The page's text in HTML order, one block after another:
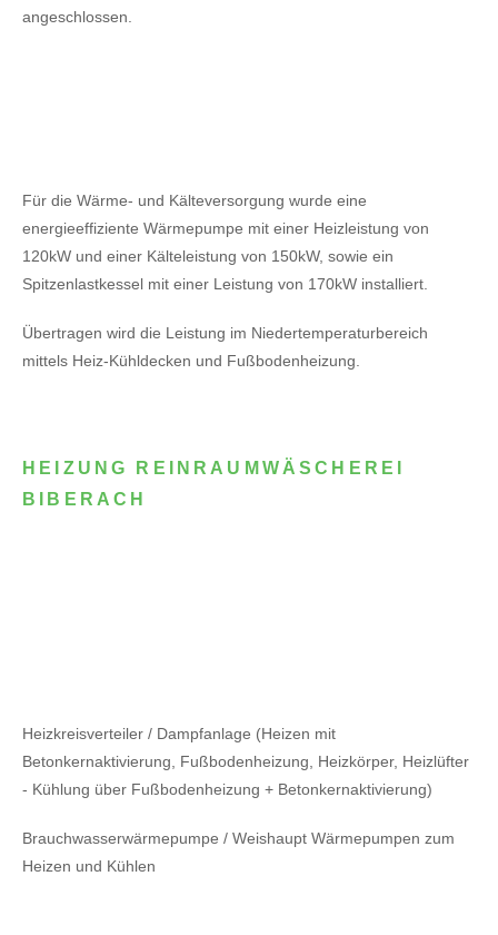
angeschlossen.
Für die Wärme- und Kälteversorgung wurde eine
energieeffiziente Wärmepumpe mit einer Heizleistung von
120kW und einer Kälteleistung von 150kW, sowie ein
Spitzenlastkessel mit einer Leistung von 170kW installiert.
Übertragen wird die Leistung im Niedertemperaturbereich
mittels Heiz-Kühldecken und Fußbodenheizung.
HEIZUNG REINRAUMWÄSCHEREI
BIBERACH
Heizkreisverteiler / Dampfanlage (Heizen mit
Betonkernaktivierung, Fußbodenheizung, Heizkörper, Heizlüfter
- Kühlung über Fußbodenheizung + Betonkernaktivierung)
Brauchwasserwärmepumpe / Weishaupt Wärmepumpen zum
Heizen und Kühlen